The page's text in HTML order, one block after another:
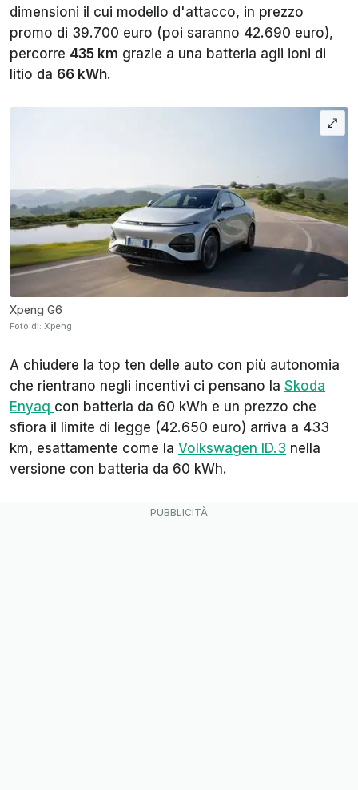
dimensioni il cui modello d'attacco, in prezzo
promo di 39.700 euro (poi saranno 42.690 euro),
percorre 435 km grazie a una batteria agli ioni di
litio da 66 kWh.
Xpeng G6
Foto di: Xpeng
A chiudere la top ten delle auto con più autonomia
che rientrano negli incentivi ci pensano la Skoda
Enyaq con batteria da 60 kWh e un prezzo che
sfiora il limite di legge (42.650 euro) arriva a 433
km, esattamente come la Volkswagen ID.3 nella
versione con batteria da 60 kWh.